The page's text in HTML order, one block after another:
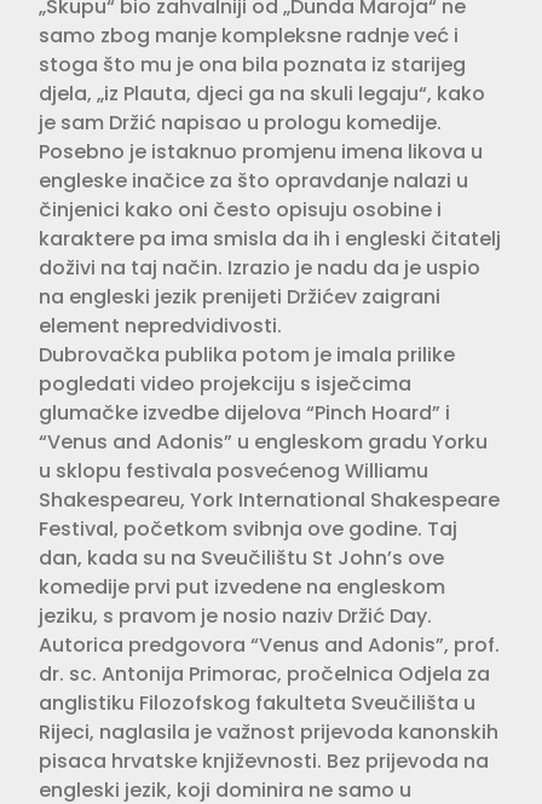
„Skupu“ bio zahvalniji od „Dunda Maroja“ ne
samo zbog manje kompleksne radnje već i
stoga što mu je ona bila poznata iz starijeg
djela, „iz Plauta, djeci ga na skuli legaju“, kako
je sam Držić napisao u prologu komedije.
Posebno je istaknuo promjenu imena likova u
engleske inačice za što opravdanje nalazi u
činjenici kako oni često opisuju osobine i
karaktere pa ima smisla da ih i engleski čitatelj
doživi na taj način. Izrazio je nadu da je uspio
na engleski jezik prenijeti Držićev zaigrani
element nepredvidivosti.
Dubrovačka publika potom je imala prilike
pogledati video projekciju s isječcima
glumačke izvedbe dijelova “Pinch Hoard” i
“Venus and Adonis” u engleskom gradu Yorku
u sklopu festivala posvećenog Williamu
Shakespeareu, York International Shakespeare
Festival, početkom svibnja ove godine. Taj
dan, kada su na Sveučilištu St John’s ove
komedije prvi put izvedene na engleskom
jeziku, s pravom je nosio naziv Držić Day.
Autorica predgovora “Venus and Adonis”, prof.
dr. sc. Antonija Primorac, pročelnica Odjela za
anglistiku Filozofskog fakulteta Sveučilišta u
Rijeci, naglasila je važnost prijevoda kanonskih
pisaca hrvatske književnosti. Bez prijevoda na
engleski jezik, koji dominira ne samo u